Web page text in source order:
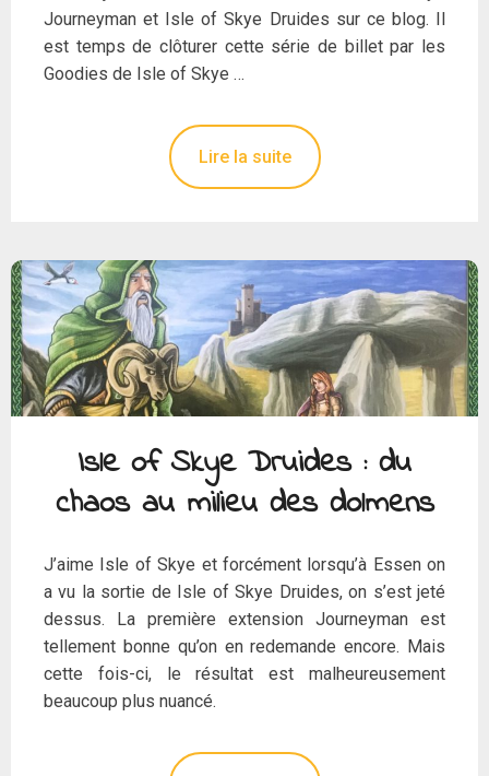
Journeyman et Isle of Skye Druides sur ce blog. Il
est temps de clôturer cette série de billet par les
Goodies de Isle of Skye …
Lire la suite
Isle of Skye Druides : du
chaos au milieu des dolmens
J’aime Isle of Skye et forcément lorsqu’à Essen on
a vu la sortie de Isle of Skye Druides, on s’est jeté
dessus. La première extension Journeyman est
tellement bonne qu’on en redemande encore. Mais
cette fois-ci, le résultat est malheureusement
beaucoup plus nuancé.